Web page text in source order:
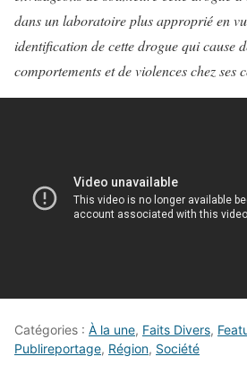
dans un laboratoire plus approprié en
identification de cette drogue qui cause
comportements et de violences chez ses
Catégories : À la une, Faits Divers,
Publireportage, Région, Société